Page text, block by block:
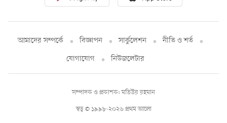
আমাদের সম্পর্কে বিজ্ঞাপন সার্কুলেশন
নীতি ও শর্ত
যোগাযোগ
নিউজলেটার
স্বত্ব © ১৯৯৮-২০২৬ প্রথম আলো
সম্পাদক ও প্রকাশক: মতিউর রহমান